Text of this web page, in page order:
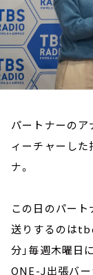
パートナーのア
ィーチャーし
ナ。
この日のパー
送りするのは
分」毎週木曜日
ONE-J出張バー